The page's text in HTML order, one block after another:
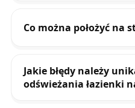
Co można położyć na
Jakie błędy należy
odświeżania łazienki